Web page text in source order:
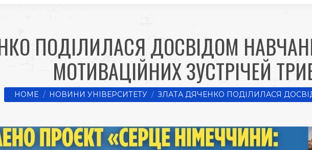
ПОДІЛИЛАСЯ ДОСВІДОМ
МОТИВАЦІЙНИХ ЗУСТРІЧЕЙ
You are here:
HOME НОВИНИ УНІВЕРСИТЕТУ ЗЛАТА ДЯЧЕНКО ПОДІЛИЛАСЯ